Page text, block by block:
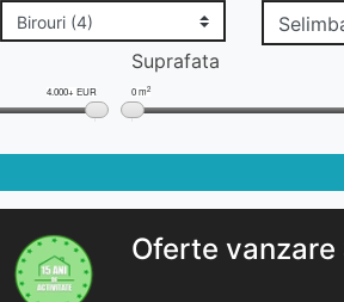
4.000+ EUR
Suprafata
0 m2
Oferte vanzare